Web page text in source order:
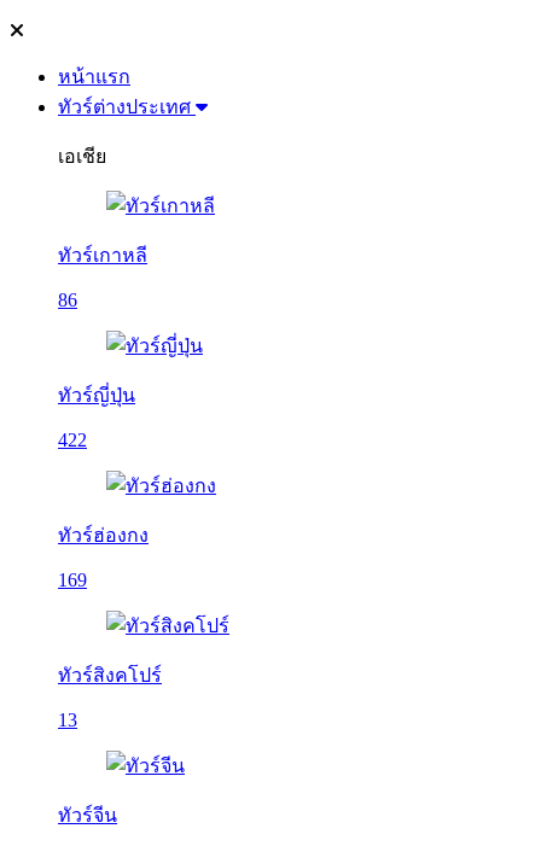
หน้าแรก
ทัวร์ต่างประเทศ
เอเชีย
ทัวร์เกาหลี
86
ทัวร์ญี่ปุ่น
422
ทัวร์ฮ่องกง
169
ทัวร์สิงคโปร์
13
ทัวร์จีน